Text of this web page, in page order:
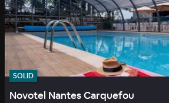
SOLID
Novotel Nantes Carquefou